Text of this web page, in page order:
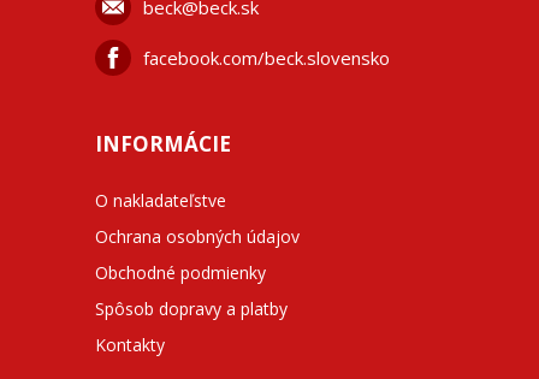
beck@beck.sk
facebook.com/beck.slovensko
INFORMÁCIE
O nakladateľstve
Ochrana osobných údajov
Obchodné podmienky
Spôsob dopravy a platby
Kontakty